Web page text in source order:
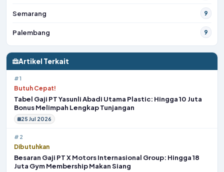
Semarang 9
Palembang 9
Artikel Terkait
#1
Butuh Cepat!
Tabel Gaji PT Yasunli Abadi Utama Plastic: Hingga 10 Juta
Bonus Melimpah Lengkap Tunjangan
25 Jul 2026
#2
Dibutuhkan
Besaran Gaji PT X Motors Internasional Group: Hingga 18
Juta Gym Membership Makan Siang